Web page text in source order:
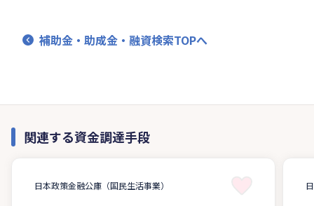
補助金・助成金・融資検索TOPへ
関連する資金調達手段
日本政策金融公庫（国民生活事業）